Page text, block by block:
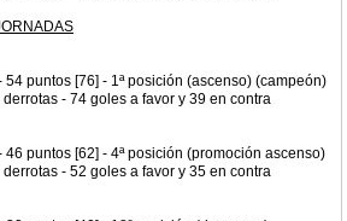
54 puntos [76] - 1ª posición (ascenso) (campeón)
- 74 goles a favor y 39 en contra
46 puntos [62] - 4ª posición (promoción ascenso)
- 52 goles a favor y 35 en contra